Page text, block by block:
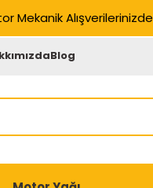
Mekanik Alışverilerinizde
Blog